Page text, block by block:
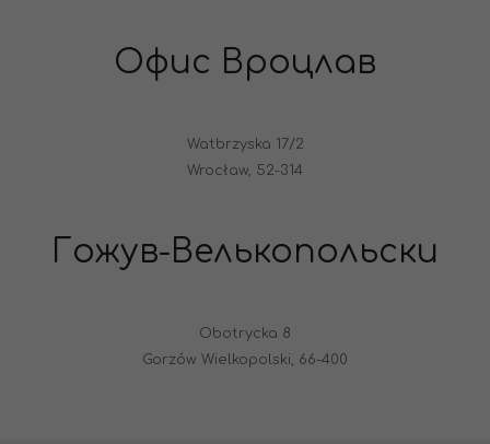
Офис Вроцлав
Watbrzyska 17/2
Wrocław, 52-314
Гожув-Велькопольски
Obotrycka 8
Gorzów Wielkopolski, 66-400